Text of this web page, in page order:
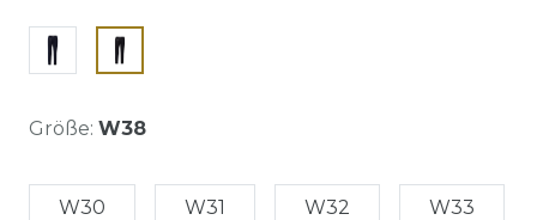
Größe: W38
W30 W31 W32 W33